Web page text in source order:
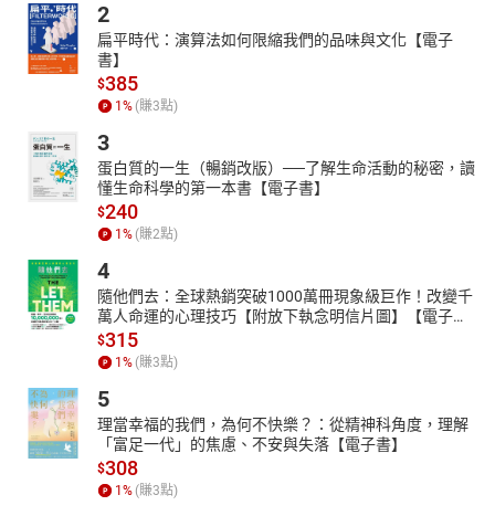
2
扁平時代：演算法如何限縮我們的品味與文化【電子
書】
$385
1 % (賺3點)
3
蛋白質的一生（暢銷改版）──了解生命活動的秘密，讀
懂生命科學的第一本書【電子書】
$240
1 % (賺2點)
4
隨他們去：全球熱銷突破1000萬冊現象級巨作！改變千
萬人命運的心理技巧【附放下執念明信片圖】【電子
書】
$315
1 % (賺3點)
5
理當幸福的我們，為何不快樂？：從精神科角度，理解
「富足一代」的焦慮、不安與失落【電子書】
$308
1 % (賺3點)